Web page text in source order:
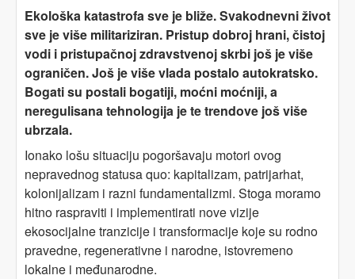
Ekološka katastrofa sve je bliže. Svakodnevni život
sve je više militariziran. Pristup dobroj hrani, čistoj
vodi i pristupačnoj zdravstvenoj skrbi još je više
ograničen. Još je više vlada postalo autokratsko.
Bogati su postali bogatiji, moćni moćniji, a
neregulisana tehnologija je te trendove još više
ubrzala.
Ionako lošu situaciju pogoršavaju motori ovog
nepravednog statusa quo: kapitalizam, patrijarhat,
kolonijalizam i razni fundamentalizmi. Stoga moramo
hitno raspraviti i implementirati nove vizije
ekosocijalne tranzicije i transformacije koje su rodno
pravedne, regenerativne i narodne, istovremeno
lokalne i međunarodne.